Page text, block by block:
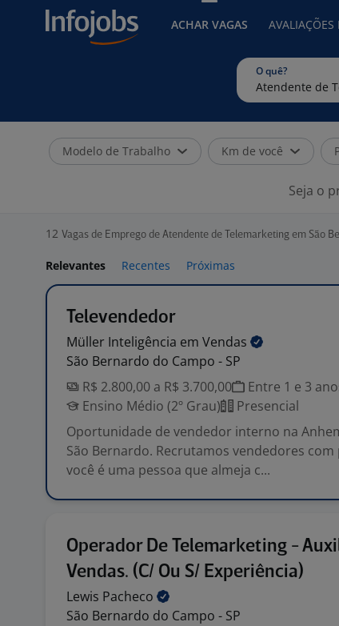
ACHAR VAGAS AVALIAÇÕES
O quê?
Modelo de Trabalho Km de você
Seja o
12 Vagas de Emprego de Atendente de Telemarketing em São
Relevantes Recentes Próximas
Televendedor
Müller Inteligência em Vendas
São Bernardo do Campo - SP
R$ 2.800,00 a R$ 3.700,00
Entre 1 e 3
Ensino Médio (2º Grau)
Presencial
Oportunidade de vendedor interno na
São Bernardo. Recrutamos vendedores com
você é uma pessoa que almeja c...
Operador De Telemarketing -
Vendas. (C/ Ou S/ Experiência)
Lewis Pacheco
São Bernardo do Campo - SP